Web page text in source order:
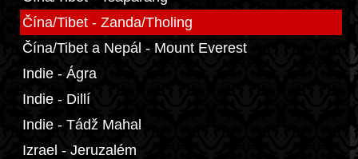
Čína/Tibet - Zanda/Tholing
Čína/Tibet a Nepál - Mount Everest
Indie - Ágra
Indie - Dillí
Indie - Tádž Mahal
Izrael - Jeruzalém